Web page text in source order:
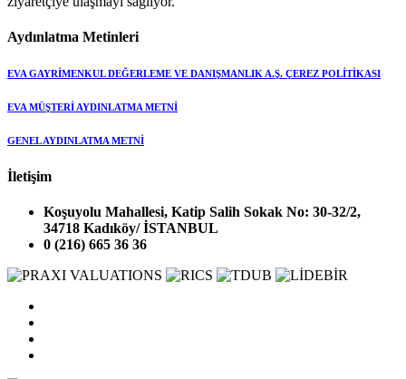
Aydınlatma Metinleri
EVA GAYRİMENKUL DEĞERLEME VE DANIŞMANLIK A.Ş. ÇEREZ POLİTİKASI
EVA MÜŞTERİ AYDINLATMA METNİ
GENEL AYDINLATMA METNİ
İletişim
Koşuyolu Mahallesi, Katip Salih Sokak No: 30-32/2,
34718 Kadıköy/ İSTANBUL
0 (216) 665 36 36